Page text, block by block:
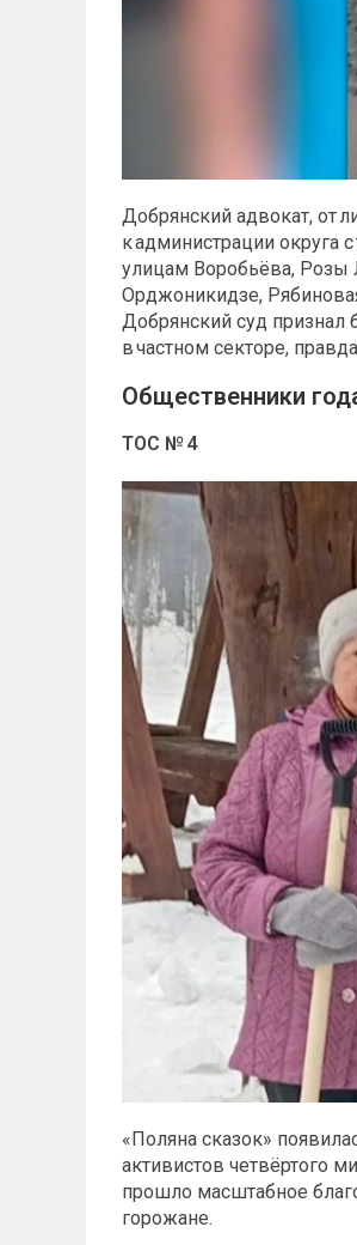
Добрянский адвокат, от
к администрации округа
улицам Воробьёва, Розы
Орджоникидзе,
Добрянский суд признал
в частном секторе,
Общественники
ТОС № 4
«Поляна сказок»
активистов четвёртого
прошло масштабное
горожане.